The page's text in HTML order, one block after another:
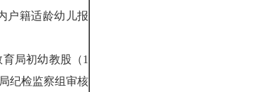
户籍适龄幼儿报
局初幼教股（1
纪检监察组审核